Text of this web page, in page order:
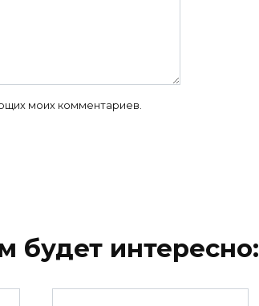
моих комментариев.
будет интересно: